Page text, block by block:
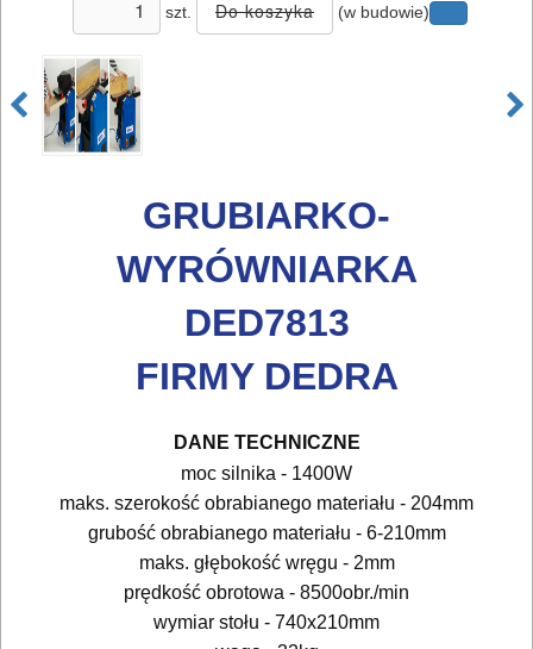
OSPRZĘT
AKCESORIA
DO
MAGAZYNOWANIE
TRANSPORTOWANIE
POMIAROWE
NARZĘDZIA
BUDOWLANE
ELEKTRY..
GLAZURNICZE
AKCESORIA
MASZYNKI
szt. (w budowie)
GRUBIARKO-
WYRÓWNIARKA
DED7813
FIRMY DEDRA
DANE TECHNICZNE
moc silnika - 1400W
maks. szerokość obrabianego materiału - 204mm
grubość obrabianego materiału - 6-210mm
maks. głębokość wręgu - 2mm
prędkość obrotowa - 8500obr./min
wymiar stołu - 740x210mm